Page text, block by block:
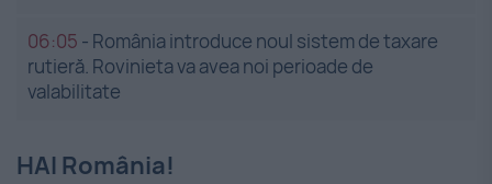
06:05 - România introduce noul sistem de taxare
rutieră. Rovinieta va avea noi perioade de
valabilitate
HAI România!